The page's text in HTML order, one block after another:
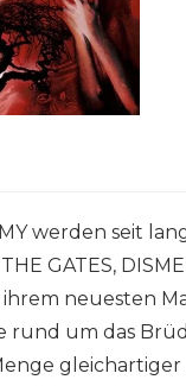
werden seit
GATES,
neuesten
rund um das